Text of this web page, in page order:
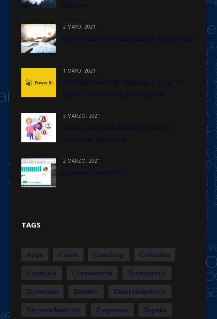
Startup
2 MAYO, 2021
Diferencia entre administrar y gestionar
1 MAYO, 2021
Instalar Power BI Desktop y crear tu
primer Dashboard paso a paso
3 MARZO, 2021
Cómo conseguir brand advocacy y
aumentar las ventas
2 MARZO, 2021
¿Qué es Power BI?
TAGS
Apps Casos Coaching Colombia
Consejos Coronavirus Ecommerce
Economía Empleo Emprendedores
Emprendimiento Empresas España